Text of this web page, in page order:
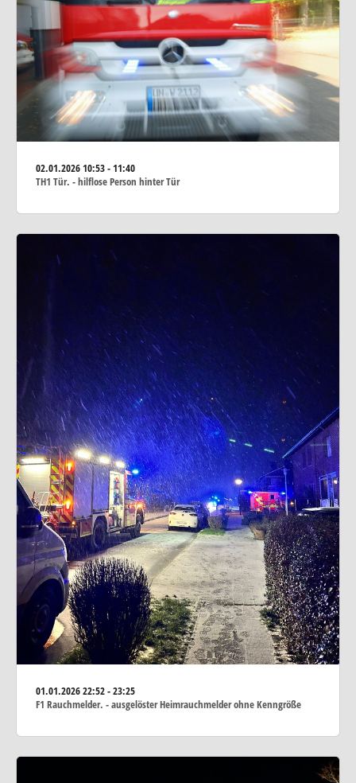
02.01.202610:53 - 11:40
TH1 Tür. - hilflose Person hinter Tür
01.01.202622:52 - 23:25
F1 Rauchmelder. - ausgelöster Heimrauchmelder ohne Kenngröße